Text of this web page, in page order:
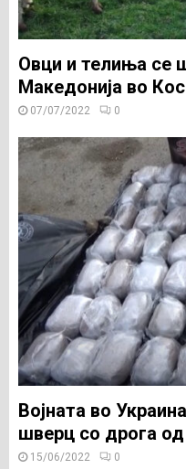
Овци и телиња се
Македонија во
07/07/2022 0
Војната во
шверц со дрога
15/06/2022 0